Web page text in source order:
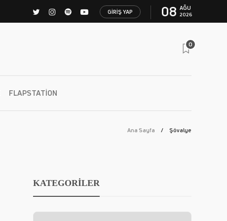
GIRIŞ YAP 08 AĞU
2026
0
FLAPSTATION
Ana Sayfa Şövalye
KATEGORİLER